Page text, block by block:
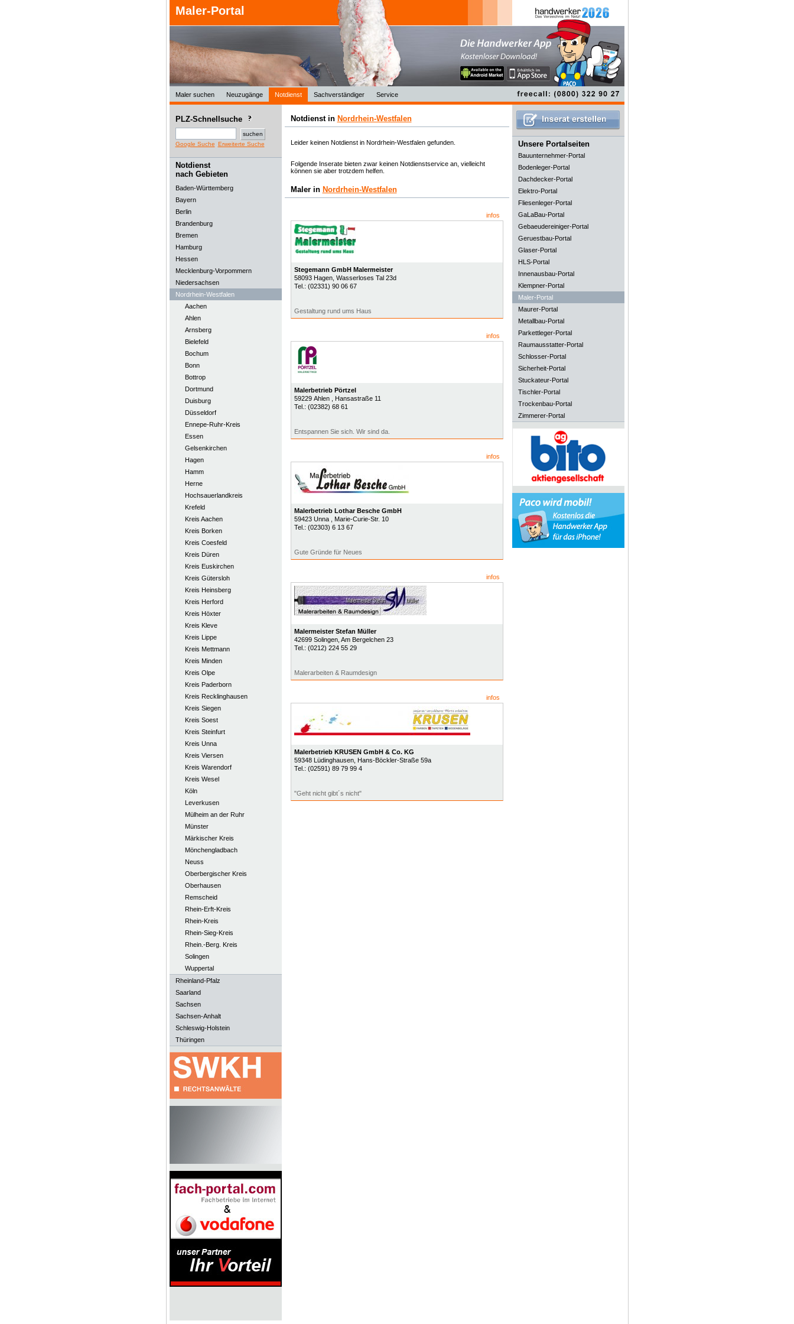
Maler-Portal
Maler suchen Neuzugänge Notdienst Sachverständiger Service
PLZ-Schnellsuche
Google Suche Erweiterte Suche
Notdienst
nach Gebieten
Baden-Württemberg
Bayern
Berlin
Brandenburg
Bremen
Hamburg
Hessen
Mecklenburg-Vorpommern
Niedersachsen
Nordrhein-Westfalen
Aachen
Ahlen
Arnsberg
Bielefeld
Bochum
Bonn
Bottrop
Dortmund
Duisburg
Düsseldorf
Ennepe-Ruhr-Kreis
Essen
Gelsenkirchen
Hagen
Hamm
Herne
Hochsauerlandkreis
Krefeld
Kreis Aachen
Kreis Borken
Kreis Coesfeld
Kreis Düren
Kreis Euskirchen
Kreis Gütersloh
Kreis Heinsberg
Kreis Herford
Kreis Höxter
Kreis Kleve
Kreis Lippe
Kreis Mettmann
Kreis Minden
Kreis Olpe
Kreis Paderborn
Kreis Recklinghausen
Kreis Siegen
Kreis Soest
Kreis Steinfurt
Kreis Unna
Kreis Viersen
Kreis Warendorf
Kreis Wesel
Köln
Leverkusen
Mülheim an der Ruhr
Münster
Märkischer Kreis
Mönchengladbach
Neuss
Oberbergischer Kreis
Oberhausen
Remscheid
Rhein-Erft-Kreis
Rhein-Kreis
Rhein-Sieg-Kreis
Rhein.-Berg. Kreis
Solingen
Wuppertal
Rheinland-Pfalz
Saarland
Sachsen
Sachsen-Anhalt
Schleswig-Holstein
Thüringen
Notdienst in Nordrhein-Westfalen
Leider keinen Notdienst in Nordrhein-Westfalen gefunden.
Folgende Inserate bieten zwar keinen Notdienstservice an, vielleicht
können sie aber trotzdem helfen.
Maler in Nordrhein-Westfalen
infos
Stegemann GmbH Malermeister
58093 Hagen, Wasserloses Tal 23d
Tel.: (02331) 90 06 67
Gestaltung rund ums Haus
infos
Malerbetrieb Pörtzel
59229 Ahlen
, Hansastraße 11
Tel.: (02382) 68 61
Entspannen Sie sich. Wir sind da.
infos
Malerbetrieb Lothar Besche GmbH
59423 Unna
, Marie-Curie-Str. 10
Tel.: (02303) 6 13 67
Gute Gründe für Neues
infos
Malermeister Stefan Müller
42699 Solingen, Am Bergelchen 23
Tel.: (0212) 224 55 29
Malerarbeiten & Raumdesign
infos
Malerbetrieb KRUSEN GmbH & Co. KG
59348 Lüdinghausen, Hans-Böckler-Straße 59a
Tel.: (02591) 89 79 99 4
"Geht nicht gibt´s nicht"
Unsere Portalseiten
Bauunternehmer-Portal
Bodenleger-Portal
Dachdecker-Portal
Elektro-Portal
Fliesenleger-Portal
GaLaBau-Portal
Gebaeudereiniger-Portal
Geruestbau-Portal
Glaser-Portal
HLS-Portal
Innenausbau-Portal
Klempner-Portal
Maler-Portal
Maurer-Portal
Metallbau-Portal
Parkettleger-Portal
Raumausstatter-Portal
Schlosser-Portal
Sicherheit-Portal
Stuckateur-Portal
Tischler-Portal
Trockenbau-Portal
Zimmerer-Portal